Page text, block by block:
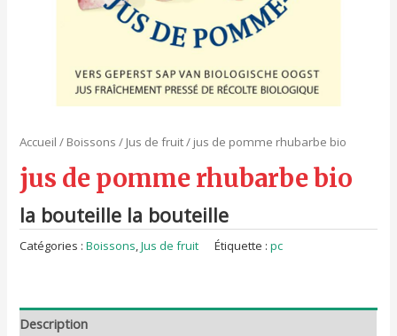
Accueil / Boissons / Jus de fruit/ jus de pomme rhubarbe bio
jus de pomme rhubarbe bio
la bouteille la bouteille
Catégories :Boissons,Jus de fruit Étiquette :pc
Description